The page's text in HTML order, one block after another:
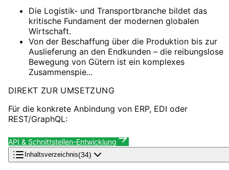
Die Logistik- und Transportbranche bildet das
kritische Fundament der modernen globalen
Wirtschaft.
Von der Beschaffung über die Produktion bis zur
Auslieferung an den Endkunden – die reibungslose
Bewegung von Gütern ist ein komplexes
Zusammenspie...
DIREKT ZUR UMSETZUNG
Für die konkrete Anbindung von ERP, EDI oder
REST/GraphQL:
API & Schnittstellen-Entwicklung
Inhaltsverzeichnis(34)